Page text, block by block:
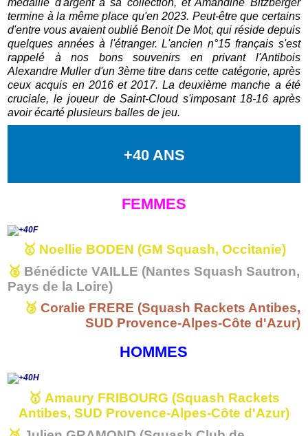
médaille d'argent à sa collection, et Amandine Bitzberger
termine à la même place qu'en 2023. Peut-être que certains
d'entre vous avaient oublié Benoit De Mot, qui réside depuis
quelques années à l'étranger. L'ancien n°15 français s'est
rappelé à nos bons souvenirs en privant l'Antibois
Alexandre Muller d'un 3ème titre dans cette catégorie, après
ceux acquis en 2016 et 2017. La deuxième manche a été
cruciale, le joueur de Saint-Cloud s'imposant 18-16 après
avoir écarté plusieurs balles de jeu.
+40 ANS
FEMMES
🥇 Noellie BODEN (GM Squash, Occitanie)
🥈 Bénédicte VAILLE (Nantes Squash Sautron,
Pays de la Loire)
🥉 Coralie FRERE (Squash Rackets Antibes,
SUD Provence-Alpes-Côte d'Azur)
HOMMES
🥇 Amaury FRIBOURG (Squash Rackets
Antibes, SUD Provence-Alpes-Côte d'Azur)